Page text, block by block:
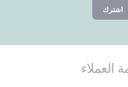
اشترك
العملاء